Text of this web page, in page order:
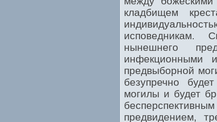
кладбищем
исповедникам.
нынешнего
инфекционными
предвыборной
безупречно
могилы и будет
предвидением,